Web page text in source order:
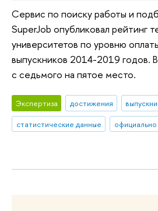
Сервис по поиску работы и
SuperJob опубликовал рейтинг
университетов по уровню
выпускников 2014-2019 годов.
с седьмого на пятое место.
Экспертиза достижения
статистические данные
официально